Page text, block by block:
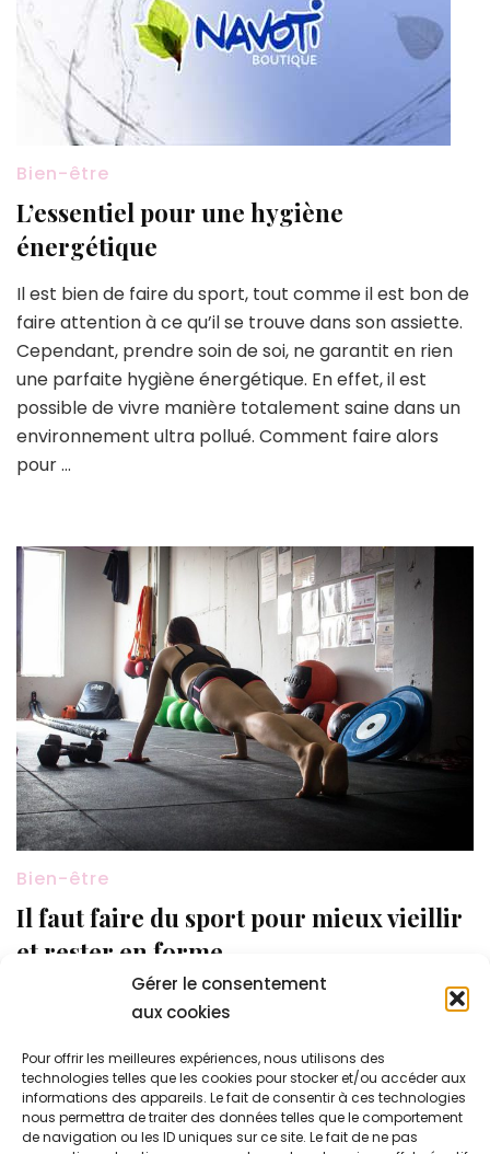
Gérer le consentement
aux cookies
Pour offrir les meilleures expériences, nous utilisons des
technologies telles que les cookies pour stocker et/ou accéder aux
informations des appareils. Le fait de consentir à ces technologies
nous permettra de traiter des données telles que le comportement
de navigation ou les ID uniques sur ce site. Le fait de ne pas
Bien-être
L’essentiel pour une hygiène
énergétique
Il est bien de faire du sport, tout comme il est bon de
faire attention à ce qu’il se trouve dans son assiette.
Cependant, prendre soin de soi, ne garantit en rien
une parfaite hygiène énergétique. En effet, il est
possible de vivre manière totalement saine dans un
environnement ultra pollué. Comment faire alors
pour …
Bien-être
Il faut faire du sport pour mieux vieillir
et rester en forme
En parler c’est important, le sport est The Solution
vie. La musculation c’est l’activité que nous prenons
en exemple, on ne rentre pas dans les
performances de body-building mais plutôt des
activités qui permettent d’avoir un physique